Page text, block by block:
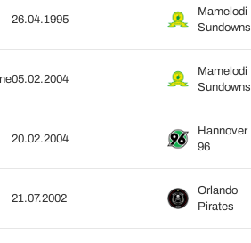
26.04.1995
Mamelodi
Sundowns
05.02.2004
Mamelodi
Sundowns
20.02.2004
Hannover
96
21.07.2002
Orlando
Pirates